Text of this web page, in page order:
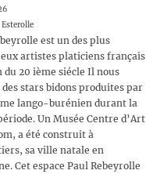
Esterolle
est un des plus
artistes platiciens français
du 20 ième siécle Il nous
des stars bidons produites par
lango-burénien durant la
Un Musée Centre d’Art
a été construit à
sa ville natale en
Cet espace Paul Rebeyrolle